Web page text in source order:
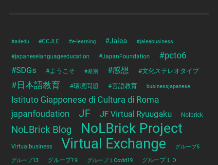
#a4edu #CCJLE #e-learning #Jalea #jaleabusiness
#japaneselanguageeducation #JapanFoundation #pcto6
#SDGs #ようこそ #差別 #感想 #文化ステレオタイプ
#日本語教育 #環境問題 #言語教育 businessjapanese
Istituto Giapponese di Cultura di Roma
japanfoudation JF JF Virtual Ryuugaku Nolbrick
NoLBrick Blog NoLBrick Project
Virtualbusiness Virtual Exchange
グループ5
グループ13
グループ19 グループ１Covid19 グループ１０